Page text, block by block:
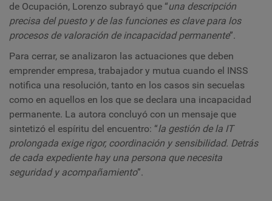
de Ocupación, Lorenzo subrayó que “una descripción
precisa del puesto y de las funciones es clave para los
procesos de valoración de incapacidad permanente”.
Para cerrar, se analizaron las actuaciones que deben
emprender empresa, trabajador y mutua cuando el INSS
notifica una resolución, tanto en los casos sin secuelas
como en aquellos en los que se declara una incapacidad
permanente. La autora concluyó con un mensaje que
sintetizó el espíritu del encuentro: “la gestión de la IT
prolongada exige rigor, coordinación y sensibilidad. Detrás
de cada expediente hay una persona que necesita
seguridad y acompañamiento”.